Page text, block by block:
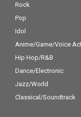
Rock
Pop
Idol
Anime/Game/Voice
Hip Hop/R&B
Dance/Electronic
Jazz/World
Classical/Soundtrack